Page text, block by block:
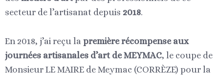
secteur de l’artisanat depuis 2018.
En 2018, j’ai reçu la première récompense aux
journées artisanales d’art de MEYMAC, le coupe de
Monsieur LE MAIRE de Meymac (CORRÈZE) pour la